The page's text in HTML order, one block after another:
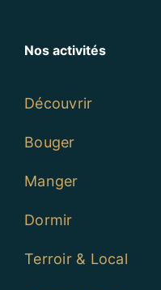
Nos activités
Découvrir
Bouger
Manger
Dormir
Terroir & Local